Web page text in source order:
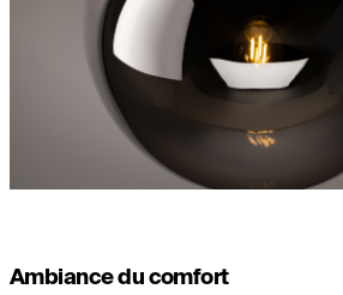
Ambiance du comfort